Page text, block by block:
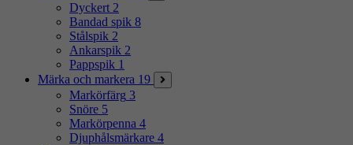
Dyckert 2
Bandad spik 8
Stålspik 2
Ankarspik 2
Pappspik 1
Märka och markera 19
Markörfärg 3
Snöre 5
Markörpenna 4
Djuphålsmärkare 4